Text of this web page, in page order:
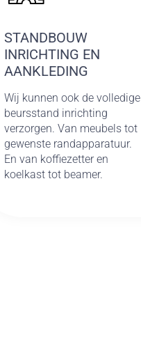
STANDBOUW
INRICHTING EN
AANKLEDING
Wij kunnen ook de volledige
beursstand inrichting
verzorgen. Van meubels tot
gewenste randapparatuur.
En van koffiezetter en
koelkast tot beamer.